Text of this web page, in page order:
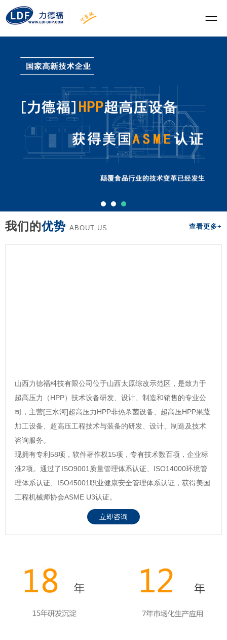
我们的优势 ABOUT US 查看更多+
山西力德福科技有限公司位于山西太原综改示范区，是致力于
超高压力（HPP）技术设备研发、设计、制造和销售的专业公
司，主营[三水河]超高压力HPP非热杀菌设备、超高压HPP果蔬
加工设备、超高压工程技术与装备的研发、设计、制造及技术
咨询服务。
现拥有专利58项，软件著作权15项，专有技术数百项，企业标
准2项。通过了ISO9001质量管理体系认证、ISO14000环境管
理体系认证、ISO45001职业健康安全管理体系认证，获得美国
工程机械师协会ASME U3认证。
立即咨询